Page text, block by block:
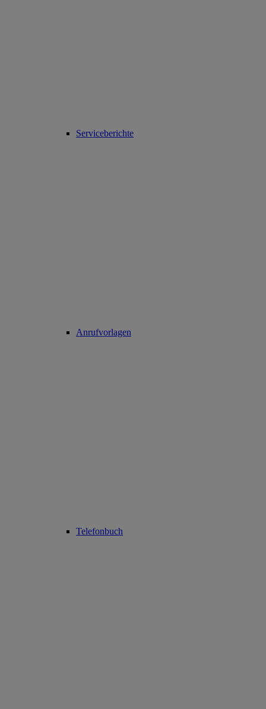
Serviceberichte
Anrufvorlagen
Telefonbuch